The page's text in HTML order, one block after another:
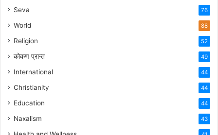
Seva 76
World 88
Religion 52
कोकण प्रान्त 49
International 44
Christianity 44
Education 44
Naxalism 43